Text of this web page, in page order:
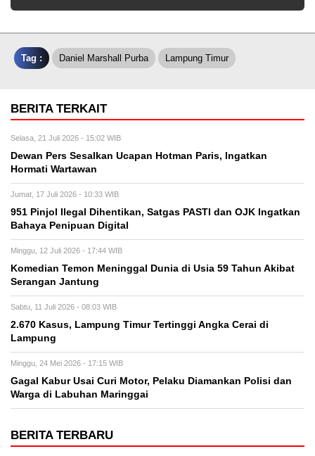
Tag : Daniel Marshall Purba Lampung Timur
BERITA TERKAIT
Selasa, 21 Juli 2026 - 15:02 WIB
Dewan Pers Sesalkan Ucapan Hotman Paris, Ingatkan
Hormati Wartawan
Jumat, 17 Juli 2026 - 10:33 WIB
951 Pinjol Ilegal Dihentikan, Satgas PASTI dan OJK Ingatkan
Bahaya Penipuan Digital
Minggu, 12 Juli 2026 - 17:44 WIB
Komedian Temon Meninggal Dunia di Usia 59 Tahun Akibat
Serangan Jantung
Sabtu, 11 Juli 2026 - 08:03 WIB
2.670 Kasus, Lampung Timur Tertinggi Angka Cerai di
Lampung
Minggu, 24 Mei 2026 - 17:15 WIB
Gagal Kabur Usai Curi Motor, Pelaku Diamankan Polisi dan
Warga di Labuhan Maringgai
BERITA TERBARU